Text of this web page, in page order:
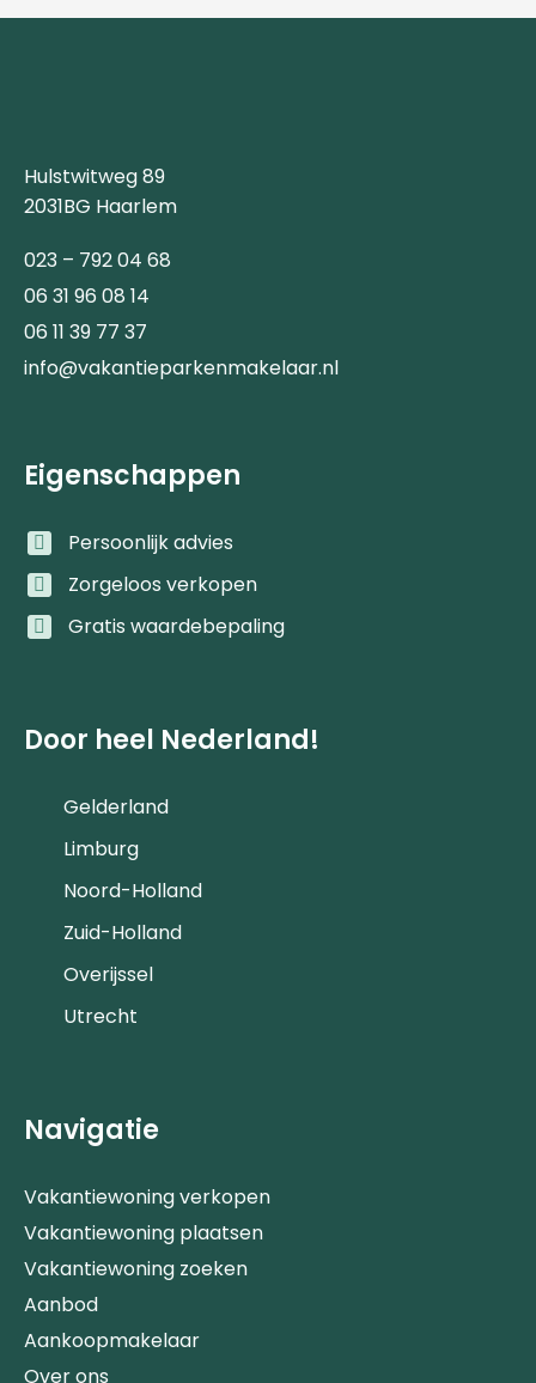
Hulstwitweg 89
2031BG Haarlem
023 – 792 04 68
06 31 96 08 14
06 11 39 77 37
info@vakantieparkenmakelaar.nl
Eigenschappen
Persoonlijk advies
Zorgeloos verkopen
Gratis waardebepaling
Door heel Nederland!
Gelderland
Limburg
Noord-Holland
Zuid-Holland
Overijssel
Utrecht
Navigatie
Vakantiewoning verkopen
Vakantiewoning plaatsen
Vakantiewoning zoeken
Aanbod
Aankoopmakelaar
Over ons